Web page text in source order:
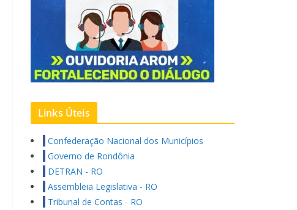
Links Úteis
Confederação Nacional dos Municípios
Governo de Rondônia
DETRAN - RO
Assembleia Legislativa - RO
Tribunal de Contas - RO